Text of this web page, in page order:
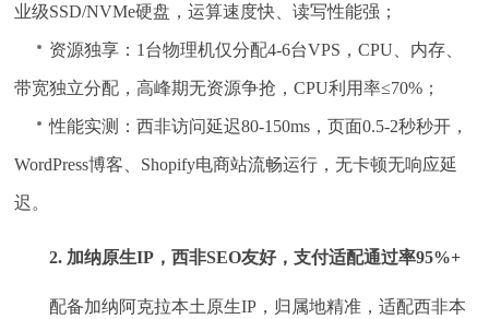
业级SSD/NVMe硬盘，运算速度快、读写性能强；
资源独享：1台物理机仅分配4-6台VPS，CPU、内存、
带宽独立分配，高峰期无资源争抢，CPU利用率≤70%；
性能实测：西非访问延迟80-150ms，页面0.5-2秒秒开，
WordPress博客、Shopify电商站流畅运行，无卡顿无响应延
迟。
2. 加纳原生IP，西非SEO友好，支付适配通过率95%+
配备加纳阿克拉本土原生IP，归属地精准，适配西非本